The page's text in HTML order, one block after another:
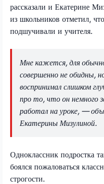
рассказали и Екатерине
из школьников отметил,
подшучивали и учителя.
Мне кажется, для
совершенно не обидны,
воспринимал слишком
про то, что он немного
работал на уроке, —
Екатерины Мизулиной.
Одноклассник подростка
боялся пожаловаться
строгости.